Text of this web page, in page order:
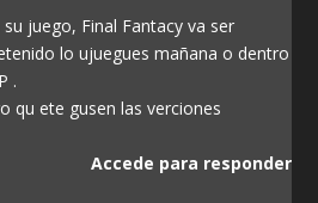
juego, Final Fantacy va ser
lo ujuegues mañana o dentro
.
qu ete gusen las verciones
Accede para responder